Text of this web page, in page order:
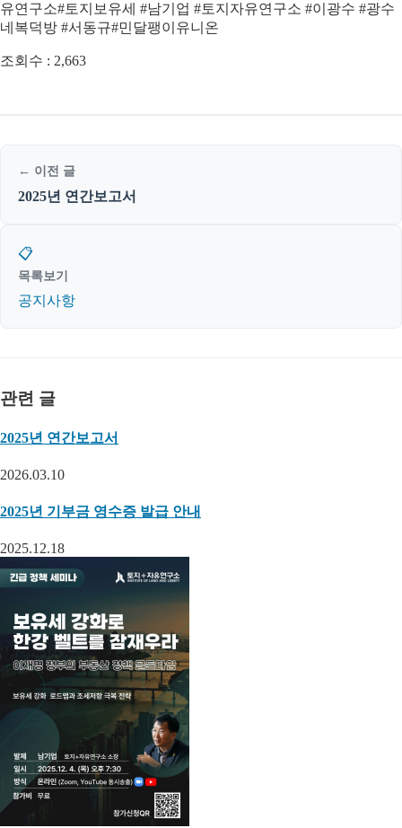
유연구소#토지보유세 #남기업 #토지자유연구소 #이광수 #광수
네복덕방 #서동규#민달팽이유니온
조회수 : 2,663
← 이전 글
2025년 연간보고서
📋
목록보기
공지사항
관련 글
2025년 연간보고서
2026.03.10
2025년 기부금 영수증 발급 안내
2025.12.18